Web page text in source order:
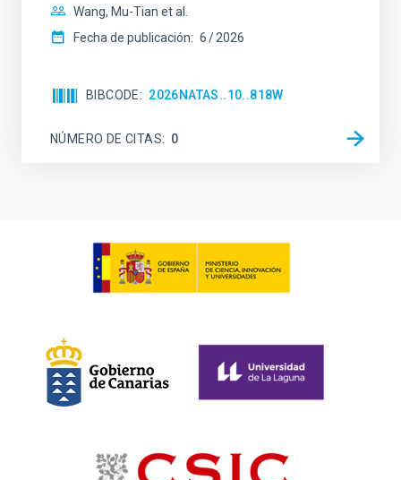
Wang, Mu-Tian et al.
Fecha de publicación: 6 2026
BIBCODE 2026NATAS..10..818W
NÚMERO DE CITAS 0